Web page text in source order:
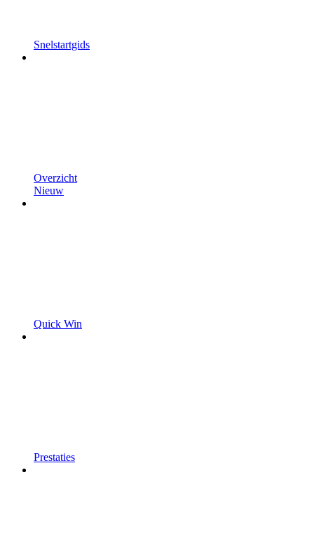
Snelstartgids
Overzicht
Nieuw
Quick Win
Prestaties